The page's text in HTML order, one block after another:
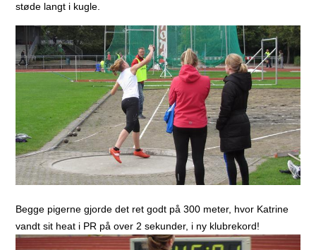
støde langt i kugle.
Begge pigerne gjorde det ret godt på 300 meter, hvor Katrine
vandt sit heat i PR på over 2 sekunder, i ny klubrekord!